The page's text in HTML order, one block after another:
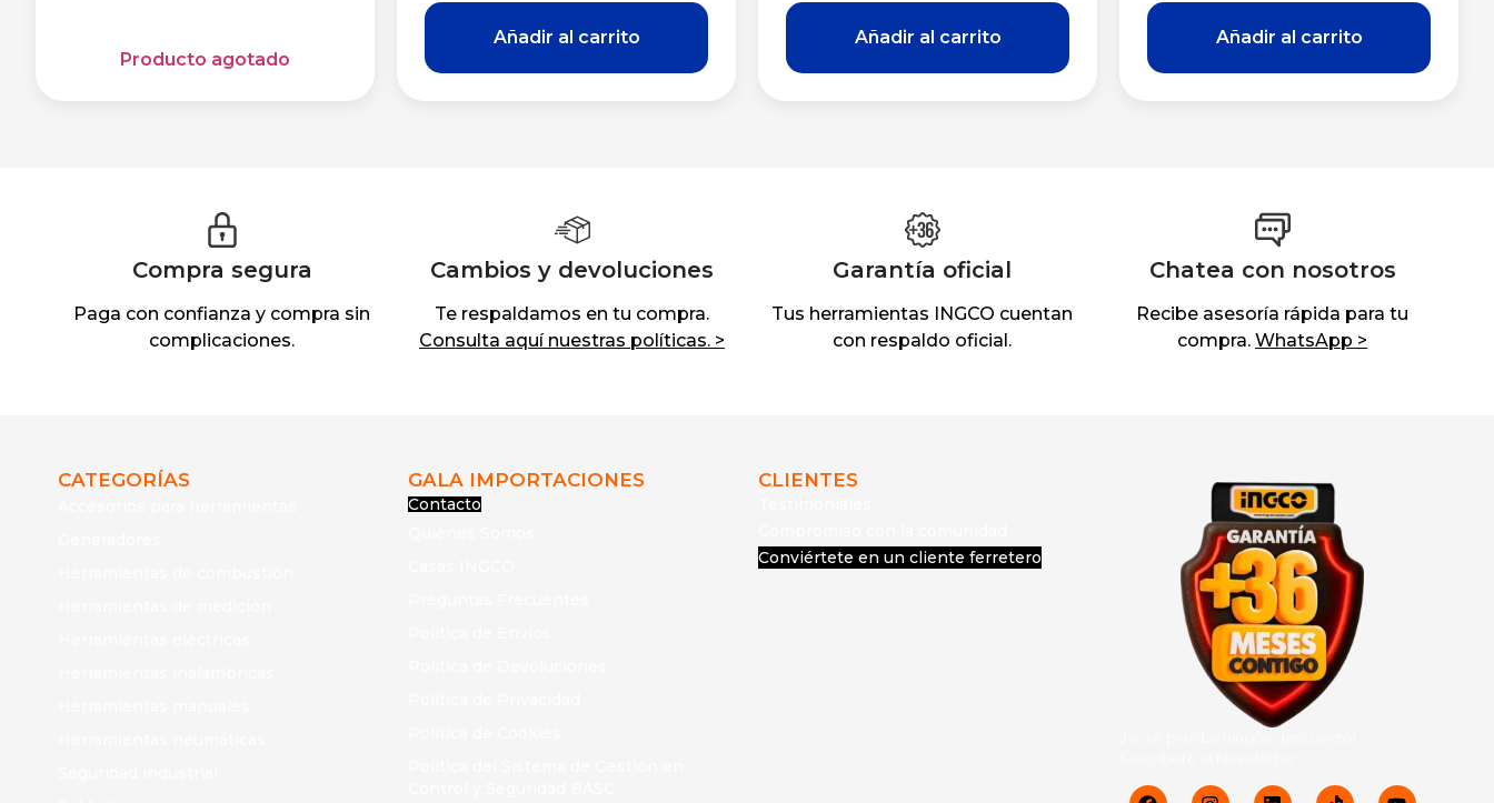
Compra segura
Paga con confianza y compra sin
complicaciones.
Cambios y devoluciones
Te respaldamos en tu compra.
Consulta aquí nuestras políticas. >
Garantía oficial
Tus herramientas INGCO cuentan
con respaldo oficial.
Chatea con nosotros
Recibe asesoría rápida para tu
compra. WhatsApp >
CATEGORÍAS GALA IMPORTACIONES
Contacto
CLIENTES
Conviértete en un cliente ferretero